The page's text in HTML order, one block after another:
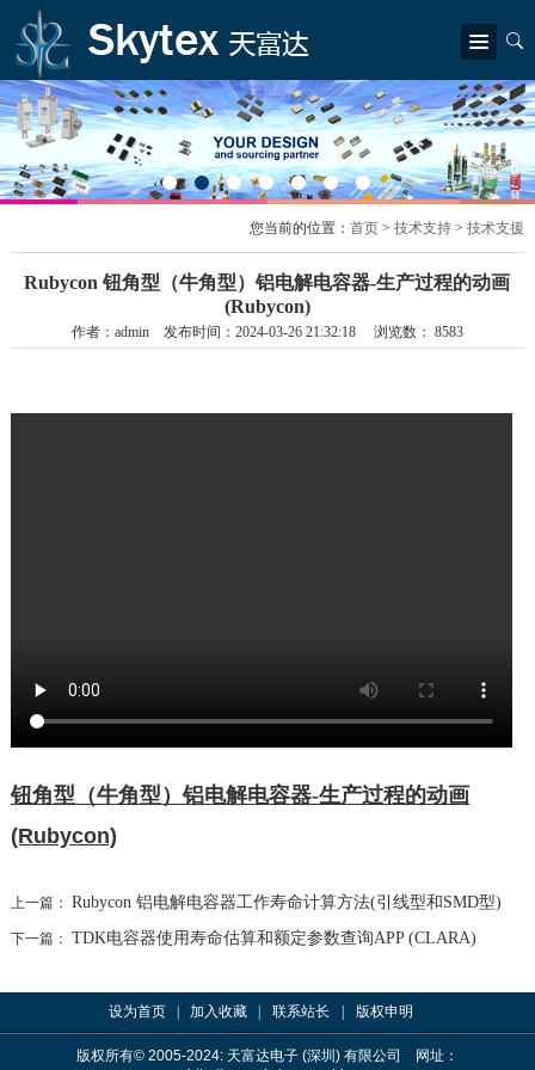
简体中文|繁體中文|English
首页
关于我们
公司简介
总裁致辞 公司结构
荣誉奖状
公司新闻
行业资讯
我们的产品
Rubycon (红宝石) Littelfuse (力特)
Epson（爱普生）
LITEON (光宝)
SEI (世达柏科技)
您当前的位置：首页 >技术支持 >技术支援
Rubycon 钮角型（牛角型）铝电解电容器-生产过程的动画
(Rubycon)
作者：admin 发布时间：2024-03-26 21:32:18 浏览数： 8583
钮角型 （牛角型）铝电解电容器-生产过程的动画
(Rubycon)
上一篇： Rubycon 铝电解电容器工作寿命计算方法(引线型和SMD型)
下一篇： TDK电容器使用寿命估算和额定参数查询APP (CLARA)
设为首页 |加入收藏 联系站长 版权申明
版权所有© 2005-2024: 天富达电子 (深圳) 有限公司 网址：